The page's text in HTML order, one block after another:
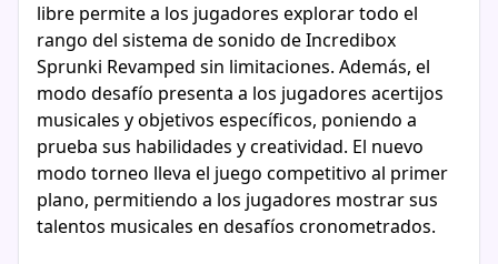
libre permite a los jugadores explorar todo el
rango del sistema de sonido de Incredibox
Sprunki Revamped sin limitaciones. Además, el
modo desafío presenta a los jugadores acertijos
musicales y objetivos específicos, poniendo a
prueba sus habilidades y creatividad. El nuevo
modo torneo lleva el juego competitivo al primer
plano, permitiendo a los jugadores mostrar sus
talentos musicales en desafíos cronometrados.